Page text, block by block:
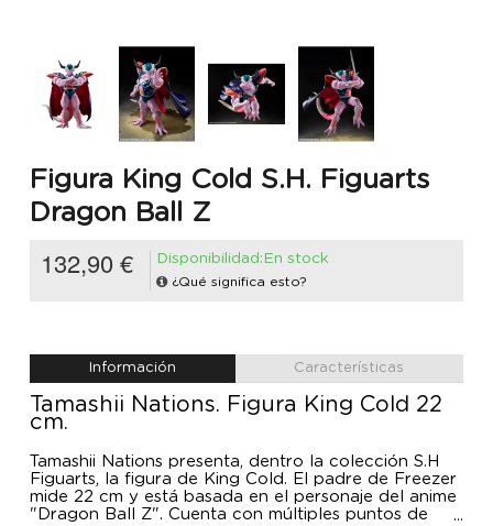
Figura King Cold S.H. Figuarts
Dragon Ball Z
132,90 € Disponibilidad:En stock
¿Qué significa esto?
Información Características
Tamashii Nations. Figura King Cold 22
cm.
Tamashii Nations presenta, dentro la colección S.H
Figuarts, la figura de King Cold. El padre de Freezer
mide 22 cm y está basada en el personaje del anime
"Dragon Ball Z". Cuenta con múltiples puntos de